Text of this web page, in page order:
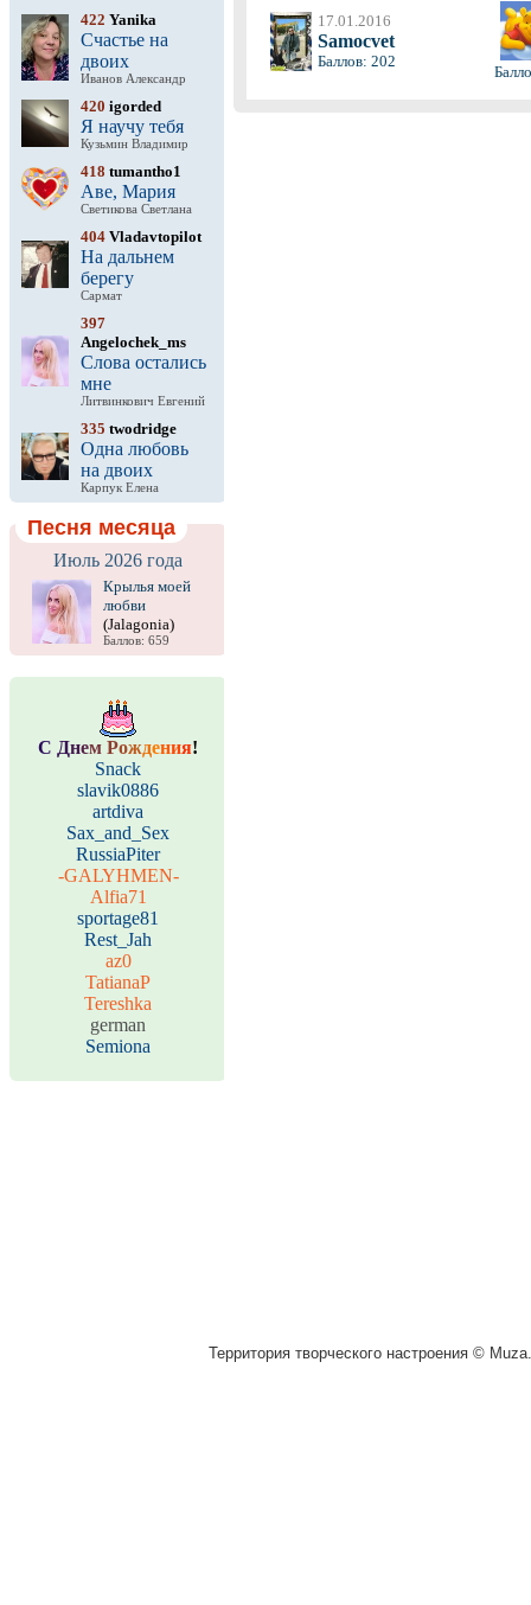
422 Yanika
Счастье на
двоих
Иванов Александр
420 igorded
Я научу тебя
Кузьмин Владимир
418 tumantho1
Аве, Мария
Светикова Светлана
404 Vladavtopilot
На дальнем
берегу
Сармат
397
Angelochek_ms
Слова остались
мне
Литвинкович Евгений
335 twodridge
Одна любовь
на двоих
Карпук Елена
Песня месяца
Июль 2026 года
Крылья моей
любви
(Jalagonia)
Баллов: 659
С Днем Рождения!
Snack
slavik0886
artdiva
Sax_and_Sex
RussiaPiter
-GALYHMEN-
Alfia71
sportage81
Rest_Jah
az0
TatianaP
Tereshka
german
Semiona
17.01.2016
Samocvet
Баллов: 202
Территория творческого настроения ©